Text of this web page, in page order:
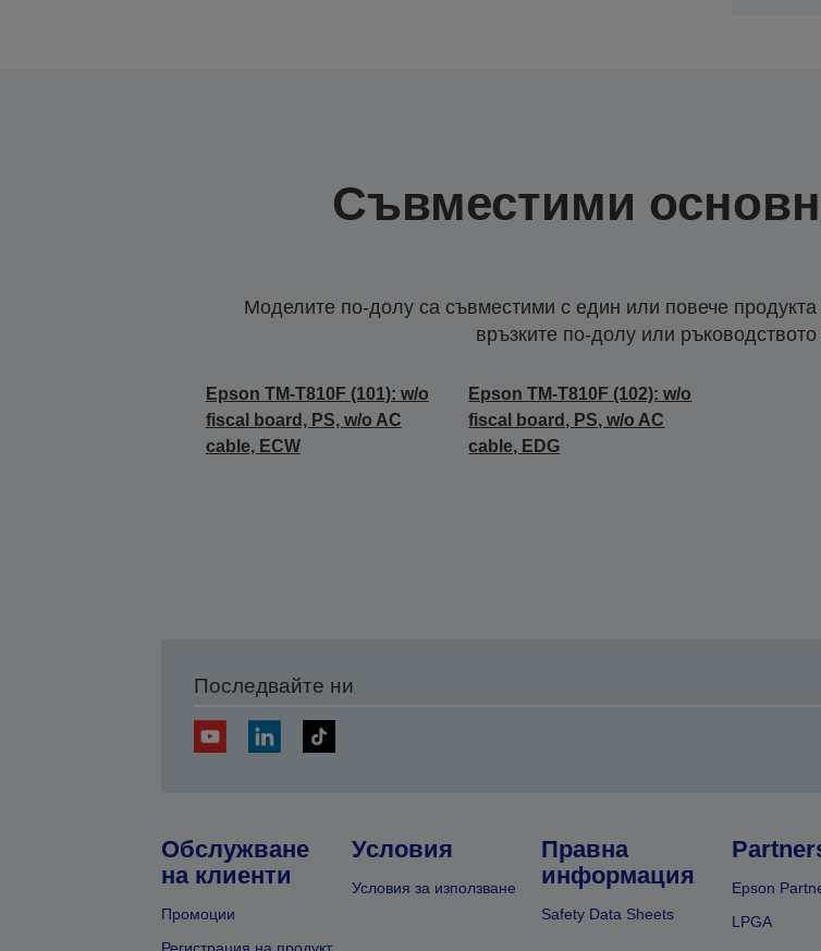
Съвместими
Моделите по-долу са съвместими с един или повече
връзките по-долу или
Epson TM-T810F (101): w/o
fiscal board, PS, w/o AC
cable, ECW
Epson TM-T810F (102): w/o
fiscal board, PS, w/o AC
cable, EDG
Последвайте ни
Обслужване
на клиенти
Промоции
Условия
Условия за използване
Правна
информация
Safety Data Sheets
Epson
LPGA